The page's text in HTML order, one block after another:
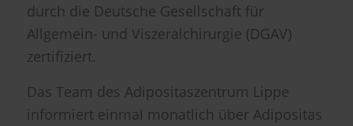
durch die Deutsche Gesellschaft für
Allgemein- und Viszeralchirurgie (DGAV)
zertifiziert.
Das Team des Adipositaszentrum Lippe
informiert einmal monatlich über Adipositas